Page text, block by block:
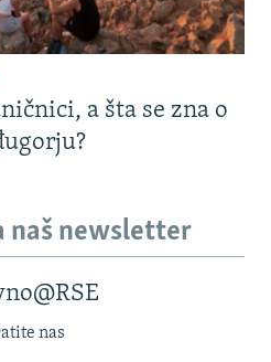
a šta se zna o
naš newsletter
nas